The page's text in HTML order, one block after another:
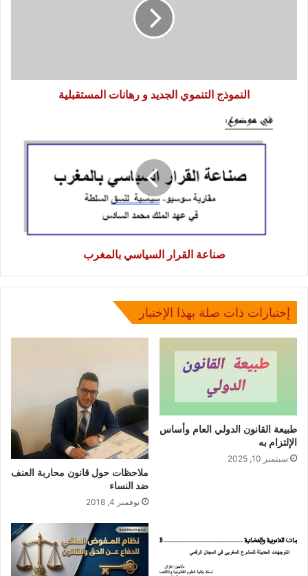
النموذج التنموي الجديد و رهانات المستقبلية
صناعة القرار السياسي بالمغرب
إختبارات ذات صلة بهذا الإختبار
طبيعة القانون الدولي العام وأساس
الإلتزام به
سبتمبر 10, 2025
ملاحظات حول قانون محاربة العنف
ضد النساء
نوفمبر 4, 2018